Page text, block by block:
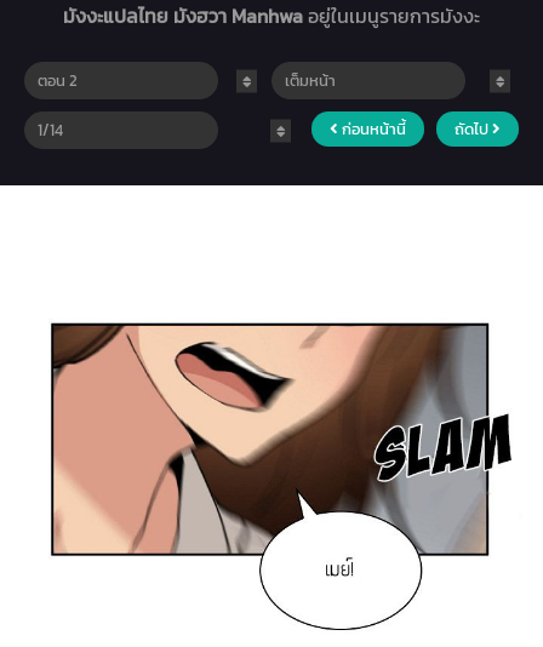
มังงะแปลไทย มังฮวา Manhwaอยู่ในเมนูรายการมังงะ
ก่อนหน้านี้ ถัดไป